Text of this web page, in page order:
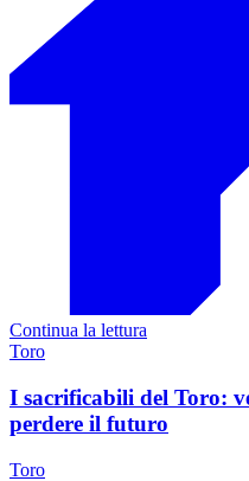
Continua la lettura
Toro
I sacrificabili del Toro:
perdere il futuro
Toro